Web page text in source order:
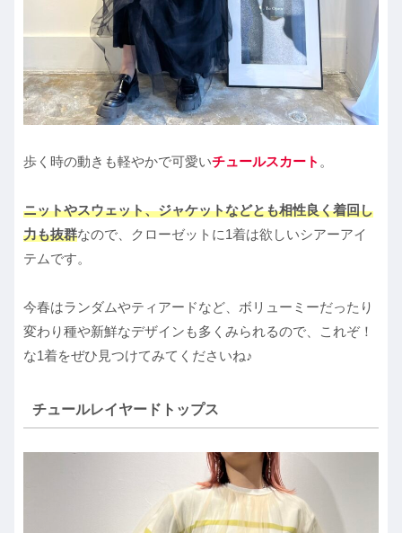
歩く時の動きも軽やかで可愛いチュールスカート 。
ニットやスウェット、ジャケットなどとも相性良く着回し
力も抜群なので、クローゼットに1着は欲しいシアーアイ
テムです。
今春はランダムやティアードなど、ボリューミーだったり
変わり種や新鮮なデザインも多くみられるので、これぞ！
な1着をぜひ見つけてみてくださいね♪
チュールレイヤードトップス